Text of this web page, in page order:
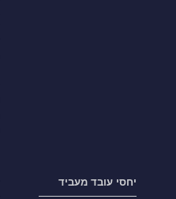
יחסי עובד מעביד